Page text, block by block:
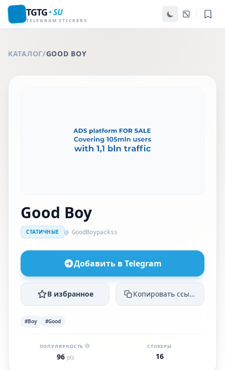
TGTG SU
TELEGRAM STICKERS
КАТАЛОГ/GOOD BOY
Good Boy
СТАТИЧНЫЕ @ GoodBoypackss
Добавить в Telegram
В избранное Копировать ссылку
#Boy #Good
ПОПУЛЯРНОСТЬ
96 pts
СТИКЕРЫ
16